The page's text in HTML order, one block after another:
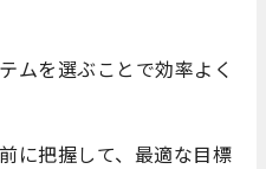
ムを選ぶことで効率よく
に把握して、最適な目標